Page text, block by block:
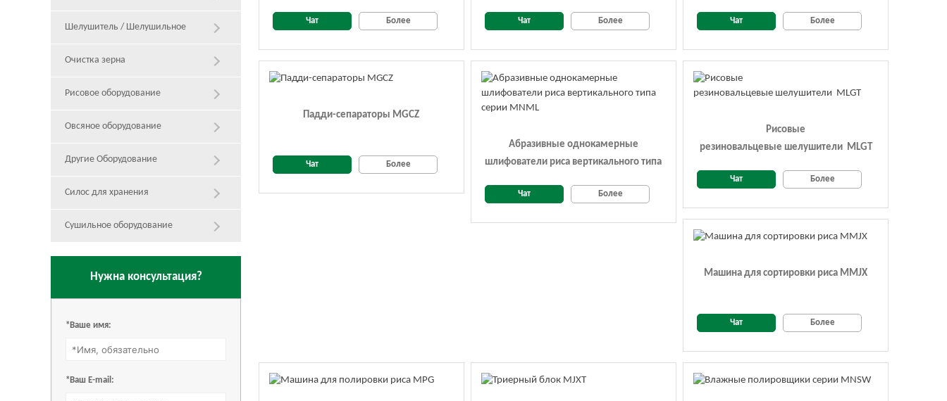
Чат Более Чат Более Чат Более
Падди-сепараторы MGCZ
Чат Более
Абразивные однокамерные
шлифователи риса вертикального типа
Чат Более
Рисовые
резиновальцевые шелушители MLGT
Чат Более
Машина для сортировки риса MMJX
Чат Более
Шелушитель / Шелушильное
Очистка зерна
Рисовое оборудование
Овсяное оборудование
Другие Оборудование
Силос для хранения
Сушильное оборудование
Нужна консультация?
*Ваше имя:
*Ваш E-mail: